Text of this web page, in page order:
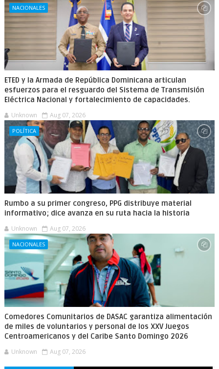
NACIONALES
ETED y la Armada de República Dominicana articulan
esfuerzos para el resguardo del Sistema de Transmisión
Eléctrica Nacional y fortalecimiento de capacidades.
Unknown Aug 07, 2026
POLÍTICA
Rumbo a su primer congreso, PPG distribuye material
informativo; dice avanza en su ruta hacia la historia
Unknown Aug 07, 2026
NACIONALES
Comedores Comunitarios de DASAC garantiza alimentación
de miles de voluntarios y personal de los XXV Juegos
Centroamericanos y del Caribe Santo Domingo 2026
Unknown Aug 07, 2026